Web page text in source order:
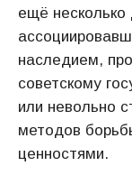
ещё несколько
наследием,
советскому
или невольно
методов
ценностями.